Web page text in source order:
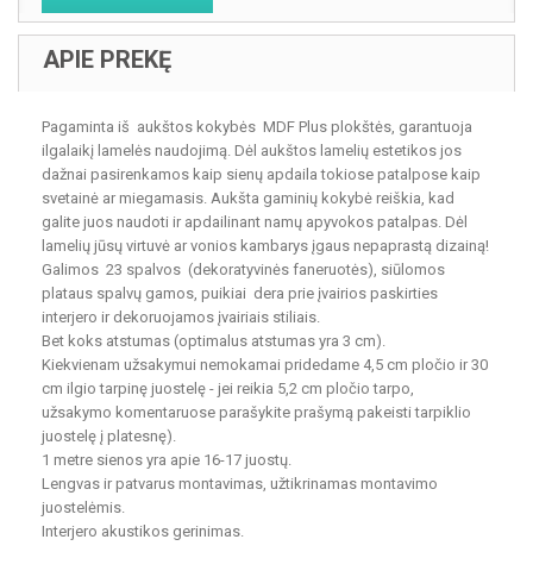
APIE PREKĘ
Pagaminta iš aukštos kokybės MDF Plus plokštės, garantuoja
ilgalaikį lamelės naudojimą. Dėl aukštos lamelių estetikos jos
dažnai pasirenkamos kaip sienų apdaila tokiose patalpose kaip
svetainė ar miegamasis. Aukšta gaminių kokybė reiškia, kad
galite juos naudoti ir apdailinant namų apyvokos patalpas. Dėl
lamelių jūsų virtuvė ar vonios kambarys įgaus nepaprastą dizainą!
Galimos 23 spalvos (dekoratyvinės faneruotės), siūlomos
plataus spalvų gamos, puikiai dera prie įvairios paskirties
interjero ir dekoruojamos įvairiais stiliais.
Bet koks atstumas (optimalus atstumas yra 3 cm).
Kiekvienam užsakymui nemokamai pridedame 4,5 cm pločio ir 30
cm ilgio tarpinę juostelę - jei reikia 5,2 cm pločio tarpo,
užsakymo komentaruose parašykite prašymą pakeisti tarpiklio
juostelę į platesnę).
1 metre sienos yra apie 16-17 juostų.
Lengvas ir patvarus montavimas, užtikrinamas montavimo
juostelėmis.
Interjero akustikos gerinimas.